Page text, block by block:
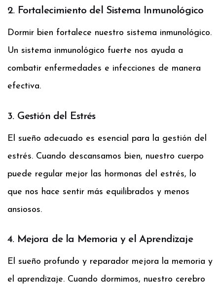
2. Fortalecimiento del Sistema Inmunológico
Dormir bien fortalece nuestro sistema inmunológico.
Un sistema inmunológico fuerte nos ayuda a
combatir enfermedades e infecciones de manera
efectiva.
3. Gestión del Estrés
El sueño adecuado es esencial para la gestión del
estrés. Cuando descansamos bien, nuestro cuerpo
puede regular mejor las hormonas del estrés, lo
que nos hace sentir más equilibrados y menos
ansiosos.
4. Mejora de la Memoria y el Aprendizaje
El sueño profundo y reparador mejora la memoria y
el aprendizaje. Cuando dormimos, nuestro cerebro